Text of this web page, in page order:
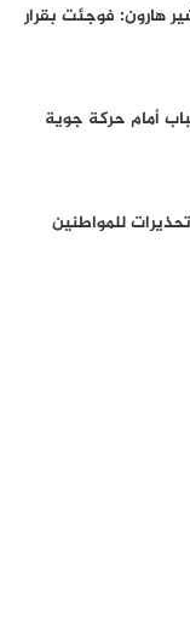
هارون: فوجئت بقرار
أمام حركة جوية
للمواطنين